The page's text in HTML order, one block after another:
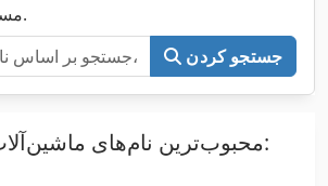
مستعمل جستجو کنید.
جستجو کردن
محبوب‌ترین نام‌های ماشین‌آلات را مرور کنید: